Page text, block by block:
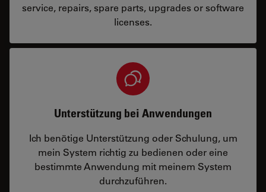
service, repairs, spare parts, upgrades or software
licenses.
Unterstützung bei Anwendungen
Ich benötige Unterstützung oder Schulung, um
mein System richtig zu bedienen oder eine
bestimmte Anwendung mit meinem System
durchzuführen.